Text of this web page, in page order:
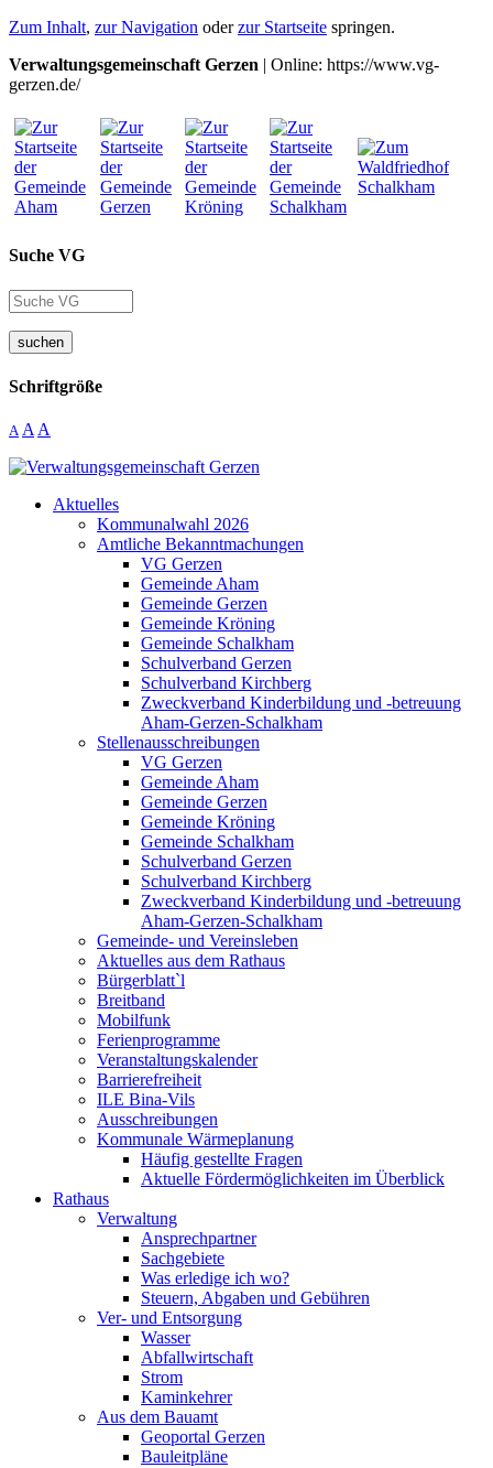
Zum Inhalt, zur Navigation oderzur Startseite springen.
Verwaltungsgemeinschaft Gerzen | Online: https://www.vg-
gerzen.de/
Suche VG
suchen
Schriftgröße
A A A
Aktuelles
Kommunalwahl 2026
Amtliche Bekanntmachungen
VG Gerzen
Gemeinde Aham
Gemeinde Gerzen
Gemeinde Kröning
Gemeinde Schalkham
Schulverband Gerzen
Schulverband Kirchberg
Zweckverband Kinderbildung und -betreuung
Aham-Gerzen-Schalkham
Stellenausschreibungen
VG Gerzen
Gemeinde Aham
Gemeinde Gerzen
Gemeinde Kröning
Gemeinde Schalkham
Schulverband Gerzen
Schulverband Kirchberg
Zweckverband Kinderbildung und -betreuung
Aham-Gerzen-Schalkham
Gemeinde- und Vereinsleben
Aktuelles aus dem Rathaus
Bürgerblatt`l
Breitband
Mobilfunk
Ferienprogramme
Veranstaltungskalender
Barrierefreiheit
ILE Bina-Vils
Ausschreibungen
Kommunale Wärmeplanung
Häufig gestellte Fragen
Aktuelle Fördermöglichkeiten im Überblick
Rathaus
Verwaltung
Ansprechpartner
Sachgebiete
Was erledige ich wo?
Steuern, Abgaben und Gebühren
Ver- und Entsorgung
Wasser
Abfallwirtschaft
Strom
Kaminkehrer
Aus dem Bauamt
Geoportal Gerzen
Bauleitpläne